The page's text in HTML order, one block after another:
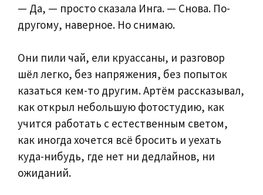
— Да, — просто сказала Инга. — Снова. По-
другому, наверное. Но снимаю.
Они пили чай, ели круассаны, и разговор
шёл легко, без напряжения, без попыток
казаться кем-то другим. Артём рассказывал,
как открыл небольшую фотостудию, как
учится работать с естественным светом,
как иногда хочется всё бросить и уехать
куда-нибудь, где нет ни дедлайнов, ни
ожиданий.